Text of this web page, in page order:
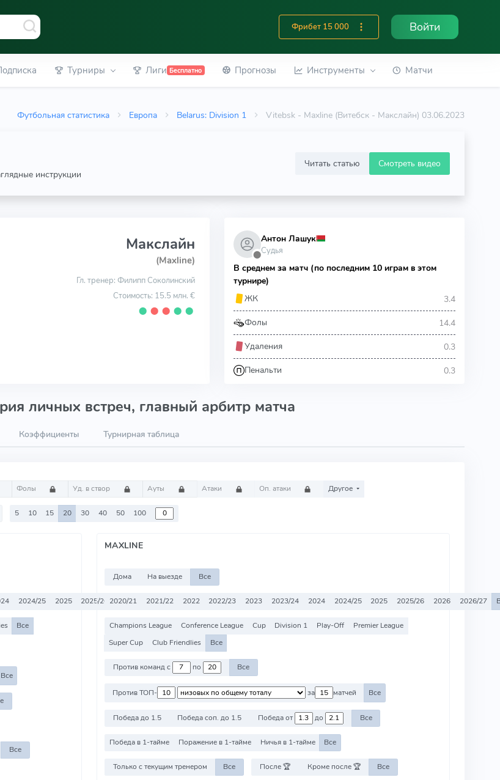
Фрибет 15 000 Войти
Турниры Лиги Бесплатно Прогнозы Инструменты Матчи
Футбольная статистика Европа Belarus: Division 1 Vitebsk - Maxline (Витебск - Макслайн) 03.06.2023
инструкции
Читать статью Смотреть видео
Макслайн
(Maxline)
Гл. тренер: Филипп Соколинский
Стоимость: 15.5 млн. €
⬤ ⬤ ⬤ ⬤ ⬤
⬤
Антон Лашук
Судья
В среднем за матч (по последним 10 играм в этом
турнире)
ЖК
3.4
Фолы 14.4
Удаления 0.3
Пенальти 0.3
личных встреч, главный арбитр матча
Коэффициенты Турнирная таблица
Фолы Уд. в створ Ауты Атаки Оп. атаки Другое
5 10 15 20 30 40 50 100
2024/25 2025 2025/26 2026 2026/27 Все
Все
Все
Все
MAXLINE
Дома На выезде Все
2020/21 2021/22 2022 2022/23 2023 2023/24 2024 2024/25 2025 2025/26 2026 2026/27
Champions League Conference League Cup Division 1 Play-Off
Premier League
Super Cup
Club Friendlies Все
Против команд с по Все
Против ТОП- за матчей Все
Победа до 1.5 Победа соп. до 1.5 Победа от до Все
Победа в 1-тайме Поражение в 1-тайме Ничья в 1-тайме Все
Только с текущим тренером Все После 🏆 Кроме после 🏆 Все